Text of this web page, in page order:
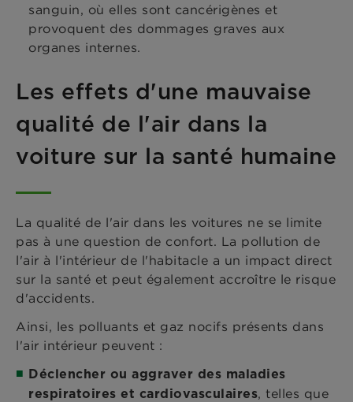
sanguin, où elles sont cancérigènes et
provoquent des dommages graves aux
organes internes.
Les effets d'une mauvaise
qualité de l'air dans la
voiture sur la santé humaine
La qualité de l'air dans les voitures ne se limite
pas à une question de confort. La pollution de
l'air à l'intérieur de l'habitacle a un impact direct
sur la santé et peut également accroître le risque
d'accidents.
Ainsi, les polluants et gaz nocifs présents dans
l'air intérieur peuvent :
Déclencher ou aggraver des maladies
respiratoires et cardiovasculaires, telles que